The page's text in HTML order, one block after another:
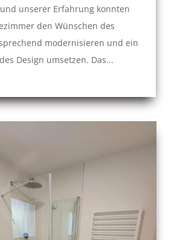
unserer Erfahrung konnten
den Wünschen des
modernisieren und ein
Design umsetzen. Das...